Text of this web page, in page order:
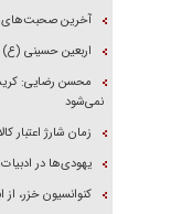
آخرین صحبت‌های
اربعین حسینی (ع)
محسن رضایی:
نمی‌شود
زمان شارژ اعتبار
یهودی‌ها در ادبیات
کنوانسیون خزر، از